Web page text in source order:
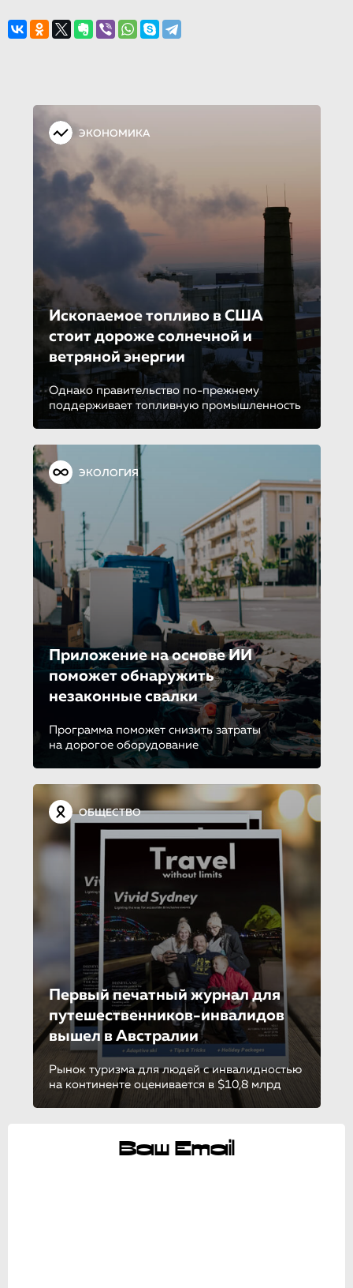
ЭКОНОМИКА
Ископаемое топливо в США
стоит дороже солнечной и
ветряной энергии
Однако правительство по-прежнему
поддерживает топливную промышленность
ЭКОЛОГИЯ
Приложение на основе ИИ
поможет обнаружить
незаконные свалки
Программа поможет снизить затраты
на дорогое оборудование
ОБЩЕСТВО
Первый печатный журнал для
путешественни­ков-ин­ва­ли­дов
вышел в Австралии
Рынок туризма для людей с инвалидностью
на континенте оценивается в $10,8 млрд
Ваш Email